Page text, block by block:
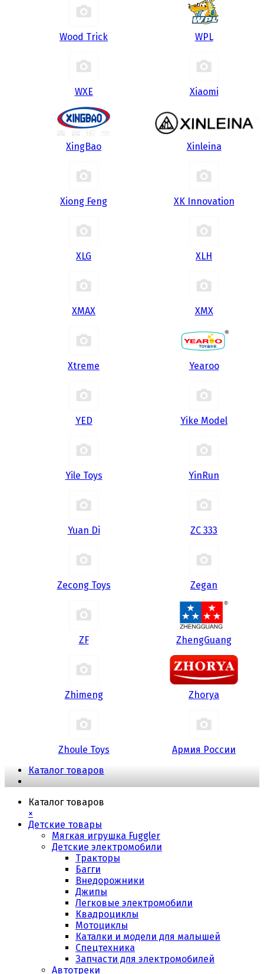
Wood Trick WPL
WXE Xiaomi
XingBao Xinleina
Xiong Feng XK Innovation
XLG XLH
XMAX XMX
Xtreme Yearoo
YED Yike Model
Yile Toys YinRun
Yuan Di ZC 333
Zecong Toys Zegan
ZF ZhengGuang
Zhimeng Zhorya
Zhoule Toys
Армия России
Каталог товаров
Каталог товаров
×
Детские товары
Мягкая игрушка Fuggler
Детские электромобили
Тракторы
Багги
Внедорожники
Джипы
Легковые электромобили
Квадроциклы
Мотоциклы
Каталки и модели для малышей
Спецтехника
Запчасти для электромобилей
Автотреки